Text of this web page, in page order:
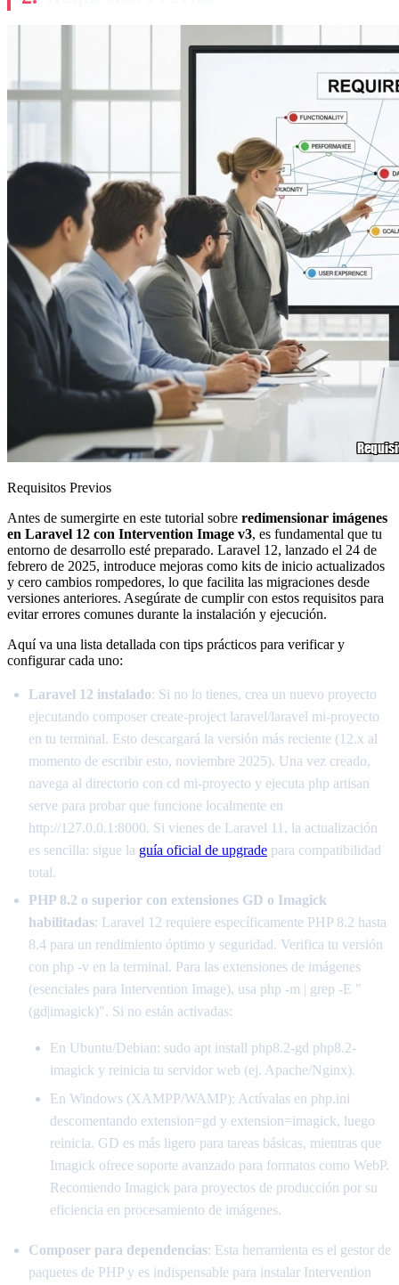
Requisitos Previos
Antes de sumergirte en este tutorial sobre redimensionar imágenes
en Laravel 12 con Intervention Image v3, es fundamental que tu
entorno de desarrollo esté preparado. Laravel 12, lanzado el 24 de
febrero de 2025, introduce mejoras como kits de inicio actualizados
y cero cambios rompedores, lo que facilita las migraciones desde
versiones anteriores. Asegúrate de cumplir con estos requisitos para
evitar errores comunes durante la instalación y ejecución.
Aquí va una lista detallada con tips prácticos para verificar y
configurar cada uno:
Laravel 12 instalado: Si no lo tienes, crea un nuevo proyecto
ejecutando composer create-project laravel/laravel mi-proyecto
en tu terminal. Esto descargará la versión más reciente (12.x al
momento de escribir esto, noviembre 2025). Una vez creado,
navega al directorio con cd mi-proyecto y ejecuta php artisan
serve para probar que funcione localmente en
http://127.0.0.1:8000. Si vienes de Laravel 11, la actualización
es sencilla: sigue la guía oficial de upgrade para compatibilidad
total.
PHP 8.2 o superior con extensiones GD o Imagick
habilitadas: Laravel 12 requiere específicamente PHP 8.2 hasta
8.4 para un rendimiento óptimo y seguridad. Verifica tu versión
con php -v en la terminal. Para las extensiones de imágenes
(esenciales para Intervention Image), usa php -m | grep -E "
(gd|imagick)". Si no están activadas:
En Ubuntu/Debian: sudo apt install php8.2-gd php8.2-
imagick y reinicia tu servidor web (ej. Apache/Nginx).
En Windows (XAMPP/WAMP): Actívalas en php.ini
descomentando extension=gd y extension=imagick, luego
reinicia. GD es más ligero para tareas básicas, mientras que
Imagick ofrece soporte avanzado para formatos como WebP.
Recomiendo Imagick para proyectos de producción por su
eficiencia en procesamiento de imágenes.
Composer para dependencias: Esta herramienta es el gestor de
paquetes de PHP y es indispensable para instalar Intervention